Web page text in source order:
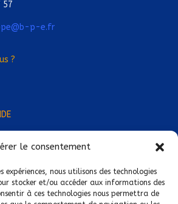
le consentement
expériences, nous utilisons des technologies
stocker et/ou accéder aux informations des
à ces technologies nous permettra de
57
p-e.fr
?
·e Régional·e !
de chez vous !